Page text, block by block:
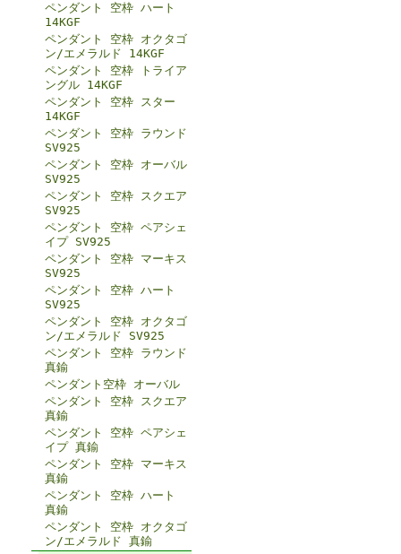
ペンダント 空枠 ハート
14KGF
ペンダント 空枠 オクタゴ
ン/エメラルド 14KGF
ペンダント 空枠 トライア
ングル 14KGF
ペンダント 空枠 スター
14KGF
ペンダント 空枠 ラウンド
SV925
ペンダント 空枠 オーバル
SV925
ペンダント 空枠 スクエア
SV925
ペンダント 空枠 ペアシェ
イプ SV925
ペンダント 空枠 マーキス
SV925
ペンダント 空枠 ハート
SV925
ペンダント 空枠 オクタゴ
ン/エメラルド SV925
ペンダント 空枠 ラウンド
真鍮
ペンダント空枠 オーバル
ペンダント 空枠 スクエア
真鍮
ペンダント 空枠 ペアシェ
イプ 真鍮
ペンダント 空枠 マーキス
真鍮
ペンダント 空枠 ハート
真鍮
ペンダント 空枠 オクタゴ
ン/エメラルド 真鍮